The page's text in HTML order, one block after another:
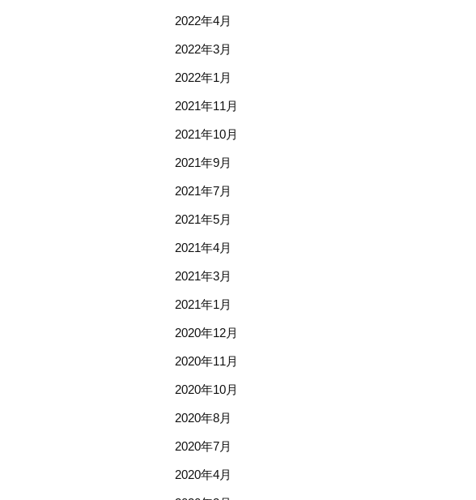
2022年4月
2022年3月
2022年1月
2021年11月
2021年10月
2021年9月
2021年7月
2021年5月
2021年4月
2021年3月
2021年1月
2020年12月
2020年11月
2020年10月
2020年8月
2020年7月
2020年4月